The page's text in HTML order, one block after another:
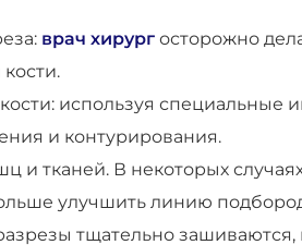
врач хирург осторожно
используя специальные
и контурирования.
и тканей. В некоторых
улучшить линию
тщательно